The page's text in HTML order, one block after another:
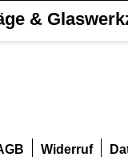
&
Widerruf